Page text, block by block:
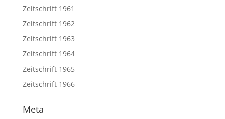
Zeitschrift 1961
Zeitschrift 1962
Zeitschrift 1963
Zeitschrift 1964
Zeitschrift 1965
Zeitschrift 1966
Meta